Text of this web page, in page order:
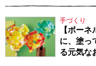
手づくり
【ボー
に、塗っ
る元気な